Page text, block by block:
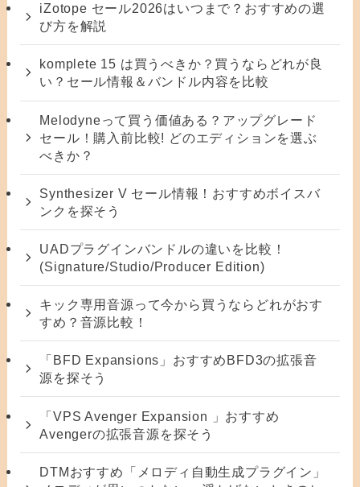
iZotope セール2026はいつまで？おすすめの選
び方を解説
komplete 15 は買うべきか？買うならどれが良
い？セール情報＆バンドル内容を比較
Melodyneって買う価値ある？アップグレード
セール！購入前比較! どのエディションを選ぶ
べきか？
Synthesizer V セール情報！おすすめボイスバ
ンクを探そう
UADプラグインバンドルの違いを比較！
(Signature/Studio/Producer Edition)
キック専用音源って今から買うならどれがおす
すめ？音源比較！
「BFD Expansions」おすすめBFD3の拡張音
源を探そう
「VPS Avenger Expansion 」おすすめ
Avengerの拡張音源を探そう
DTMおすすめ「メロディ自動生成プラグイン」